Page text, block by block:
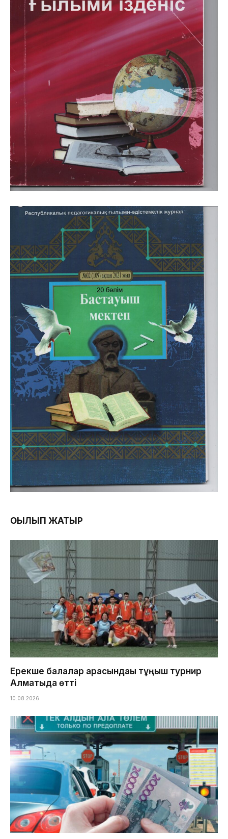
ОҚЫЛЫП ЖАТЫР
Ерекше балалар арасындағы тұңғыш турнир
Алматыда өтті
10.08.2026